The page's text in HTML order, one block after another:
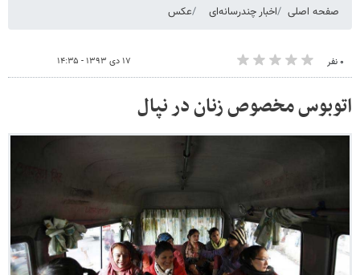
صفحه اصلی اخبار چندرسانه‌ای عکس
۰ نفر ۱۷ دی ۱۳۹۳ - ۱۴:۳۵
اتوبوس مخصوص زنان در نپال